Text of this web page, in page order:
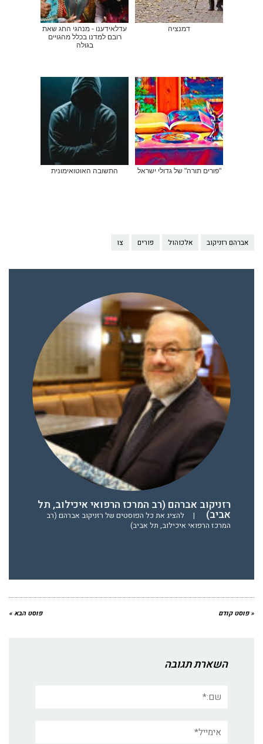
דמנציה
עדלאידענו - מנהגי החג שאת
רובם למדנו בכלל מהגויים
בגולה
"פורים תורה" של גדולי ישראל התשובה האוטואימונית
אברהם רזניקוב אלכוהול פורים צו
רזניקוב אברהם (רב המרכז הרפואי איכילוב, תל
אביב) |
להציג את כל הפוסטים של רזניקוב אברהם (רב
המרכז הרפואי איכילוב, תל אביב)
« פוסט קודם פוסט הבא »
השארת תגובה